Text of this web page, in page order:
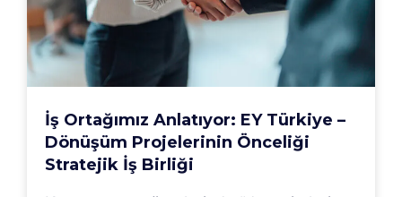
İş Ortağımız Anlatıyor: EY Türkiye –
Dönüşüm Projelerinin Önceliği
Stratejik İş Birliği